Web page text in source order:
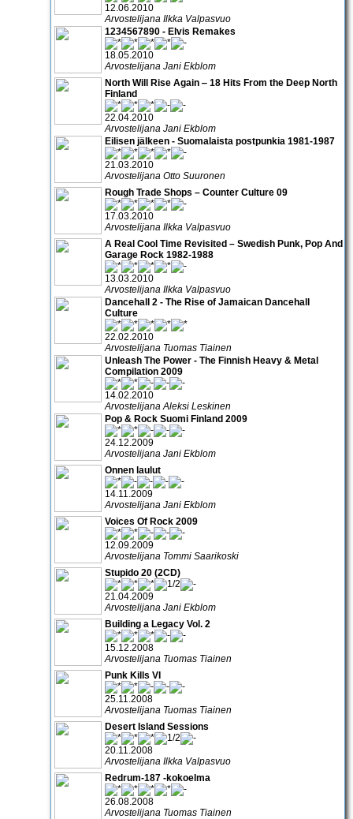
12.06.2010
Arvostelijana Ilkka Valpasvuo
1234567890 - Elvis Remakes
18.05.2010
Arvostelijana Jani Ekblom
North Will Rise Again ‒ 18 Hits From the Deep North
Finland
22.04.2010
Arvostelijana Jani Ekblom
Eilisen jälkeen - Suomalaista postpunkia 1981-1987
21.03.2010
Arvostelijana Otto Suuronen
Rough Trade Shops – Counter Culture 09
17.03.2010
Arvostelijana Ilkka Valpasvuo
A Real Cool Time Revisited – Swedish Punk, Pop And
Garage Rock 1982-1988
13.03.2010
Arvostelijana Ilkka Valpasvuo
Dancehall 2 - The Rise of Jamaican Dancehall
Culture
22.02.2010
Arvostelijana Tuomas Tiainen
Unleash The Power - The Finnish Heavy & Metal
Compilation 2009
14.02.2010
Arvostelijana Aleksi Leskinen
Pop & Rock Suomi Finland 2009
24.12.2009
Arvostelijana Jani Ekblom
Onnen laulut
14.11.2009
Arvostelijana Jani Ekblom
Voices Of Rock 2009
12.09.2009
Arvostelijana Tommi Saarikoski
Stupido 20 (2CD)
21.04.2009
Arvostelijana Jani Ekblom
Building a Legacy Vol. 2
15.12.2008
Arvostelijana Tuomas Tiainen
Punk Kills VI
25.11.2008
Arvostelijana Tuomas Tiainen
Desert Island Sessions
20.11.2008
Arvostelijana Ilkka Valpasvuo
Redrum-187 -kokoelma
26.08.2008
Arvostelijana Tuomas Tiainen